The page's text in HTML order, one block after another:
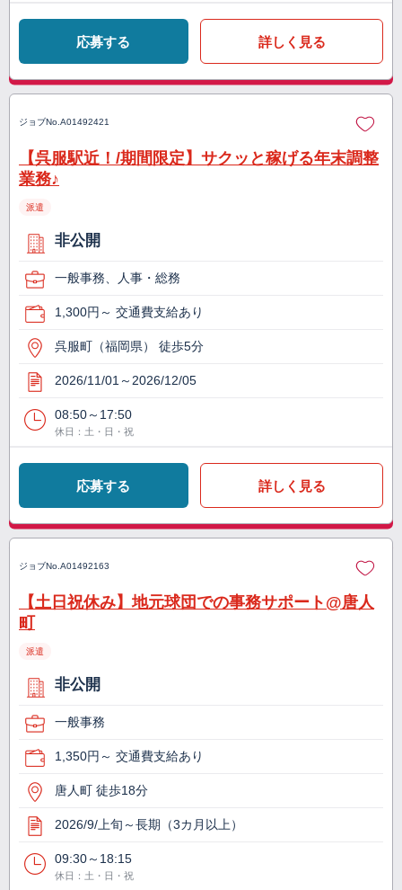
応募する 詳しく見る
ジョブNo. A01492421
【呉服駅近！/期間限定】サクッと稼げる年末調整
業務♪
派遣
非公開
一般事務、人事・総務
1,300円～ 交通費支給あり
呉服町（福岡県） 徒歩5分
2026/11/01～2026/12/05
08:50～17:50
休日：土・日・祝
応募する 詳しく見る
ジョブNo. A01492163
【土日祝休み】地元球団での事務サポート@唐人
町
派遣
非公開
一般事務
1,350円～ 交通費支給あり
唐人町 徒歩18分
2026/9/上旬～長期（3カ月以上）
09:30～18:15
休日：土・日・祝